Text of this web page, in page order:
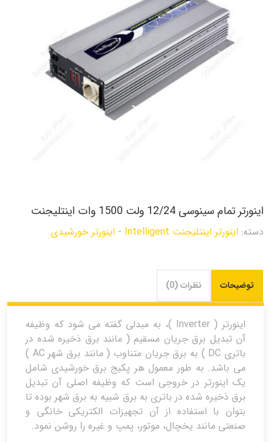
اینورتر تمام سینوسی 12/24 ولت 1500 وات اینتلیجنت
دسته: اینورتر اینتلیجنت Intelligent - اینورتر خورشیدی
توضیحات نظرات (0)
اینورتر ( Inverter )، به مبدلی گفته می شود که وظیفه
آن تبدیل برق جریان مسقیم ( مانند برق ذخیره شده در
باتری DC ) به برق جریان متناوب ( مانند برق شهر AC )
می باشد. به طور معمول هر پکیج برق خورشیدی شامل
یک اینورتر در خروجی است که وظیفه اصلی آن تبدیل
برق ذخیره شده در باتری به برق شبیه به برق شهر بوده تا
بتوان با استفاده از آن تجهیزات الکتریکی خانگی و
صنعتی مانند یخچال، موتور، پمپ و غیره را روشن نمود.